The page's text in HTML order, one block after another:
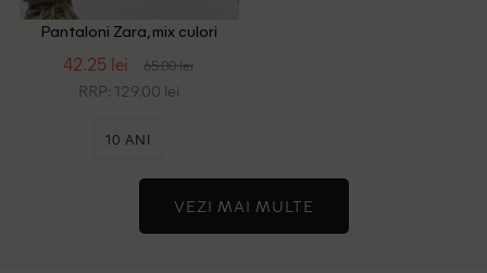
Pantaloni Zara, mix culori
42.25 lei 65.00 lei
RRP: 129.00 lei
10 ANI
VEZI MAI MULTE